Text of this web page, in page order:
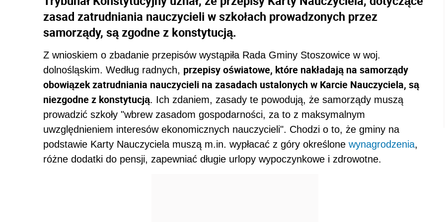
zasad zatrudniania nauczycieli w szkołach prowadzonych przez
samorządy, są zgodne z konstytucją.
Z wnioskiem o zbadanie przepisów wystąpiła Rada Gminy Stoszowice w woj.
dolnośląskim. Według radnych, przepisy oświatowe, które nakładają na samorządy
obowiązek zatrudniania nauczycieli na zasadach ustalonych w Karcie Nauczyciela, są
niezgodne z konstytucją. Ich zdaniem, zasady te powodują, że samorządy muszą
prowadzić szkoły "wbrew zasadom gospodarności, za to z maksymalnym
uwzględnieniem interesów ekonomicznych nauczycieli". Chodzi o to, że gminy na
podstawie Karty Nauczyciela muszą m.in. wypłacać z góry określone wynagrodzenia,
różne dodatki do pensji, zapewniać długie urlopy wypoczynkowe i zdrowotne.